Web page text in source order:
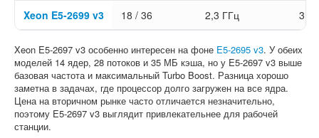
Xeon E5-2699 v3 18 / 36 2,3 ГГц 3,6
Xeon E5-2697 v3 особенно интересен на фоне E5-2695 v3. У обеих
моделей 14 ядер, 28 потоков и 35 МБ кэша, но у E5-2697 v3 выше
базовая частота и максимальный Turbo Boost. Разница хорошо
заметна в задачах, где процессор долго загружен на все ядра.
Цена на вторичном рынке часто отличается незначительно,
поэтому E5-2697 v3 выглядит привлекательнее для рабочей
станции.